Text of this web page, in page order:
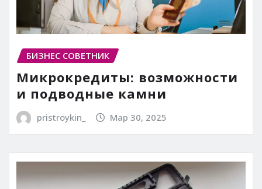
БИЗНЕС СОВЕТНИК
Микрокредиты: возможности
и подводные камни
pristroykin_ Мар 30, 2025